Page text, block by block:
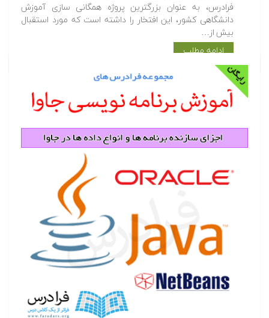
فرادرس، به عنوان بزرگترین پروژه همگانی سازی آموزش
دانشگاهی کشور، این افتخار را داشته است که مورد استقبال
بیش از…
ادامه مطلب